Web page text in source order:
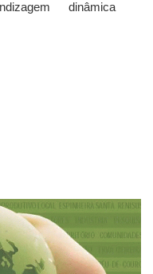
dinâmica